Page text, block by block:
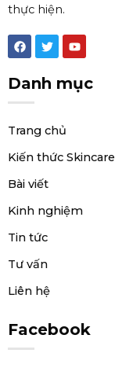
thực hiện.
F
a
c
e
b
o
T
w
i
t
Y
o
u
u
Danh mục
Trang chủ
Kiến thức Skincare
Bài viết
Kinh nghiệm
Tin tức
Tư vấn
Liên hệ
Facebook